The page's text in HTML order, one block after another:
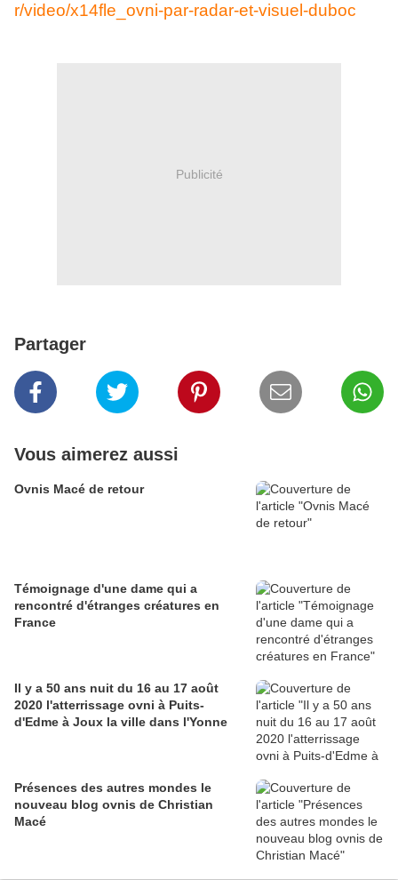
r/video/x14fle_ovni-par-radar-et-visuel-duboc
Publicité
Partager
Vous aimerez aussi
Ovnis Macé de retour
Témoignage d'une dame qui a
rencontré d'étranges créatures en
France
Il y a 50 ans nuit du 16 au 17 août
2020 l'atterrissage ovni à Puits-
d'Edme à Joux la ville dans l'Yonne
Présences des autres mondes le
nouveau blog ovnis de Christian
Macé